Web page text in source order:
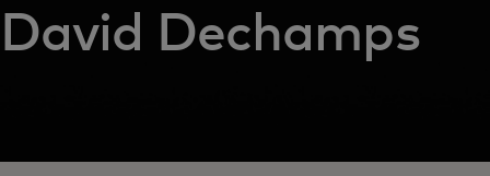
David Dechamps